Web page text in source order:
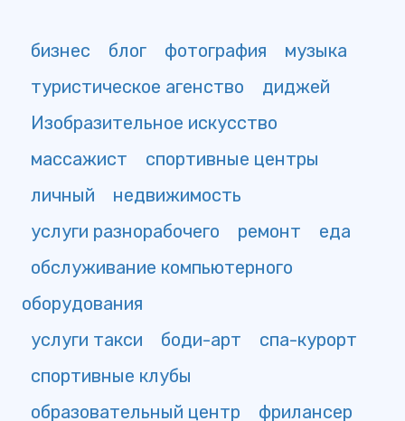
бизнес блог фотография
музыка
туристическое агенство
диджей
Изобразительное искусство
массажист
спортивные центры
личный
недвижимость
услуги разнорабочего
ремонт
еда
обслуживание компьютерного
оборудования
услуги такси
боди-арт
спа-курорт
спортивные клубы
образовательный центр
фрилансер